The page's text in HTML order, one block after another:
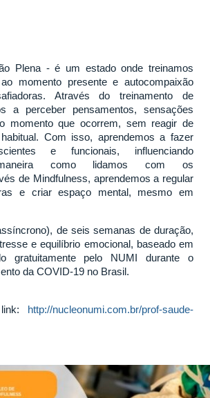
Plena - é um estado onde treinamos
momento presente e autocompaixão
Através do treinamento de
a perceber pensamentos, sensações
momento que ocorrem, sem reagir de
Com isso, aprendemos a fazer
e funcionais, influenciando
como lidamos com os
de Mindfulness, aprendemos a regular
e criar espaço mental, mesmo em
de seis semanas de duração,
e equilíbrio emocional, baseado em
gratuitamente pelo NUMI durante o
da COVID-19 no Brasil.
http://nucleonumi.com.br/prof-saude-